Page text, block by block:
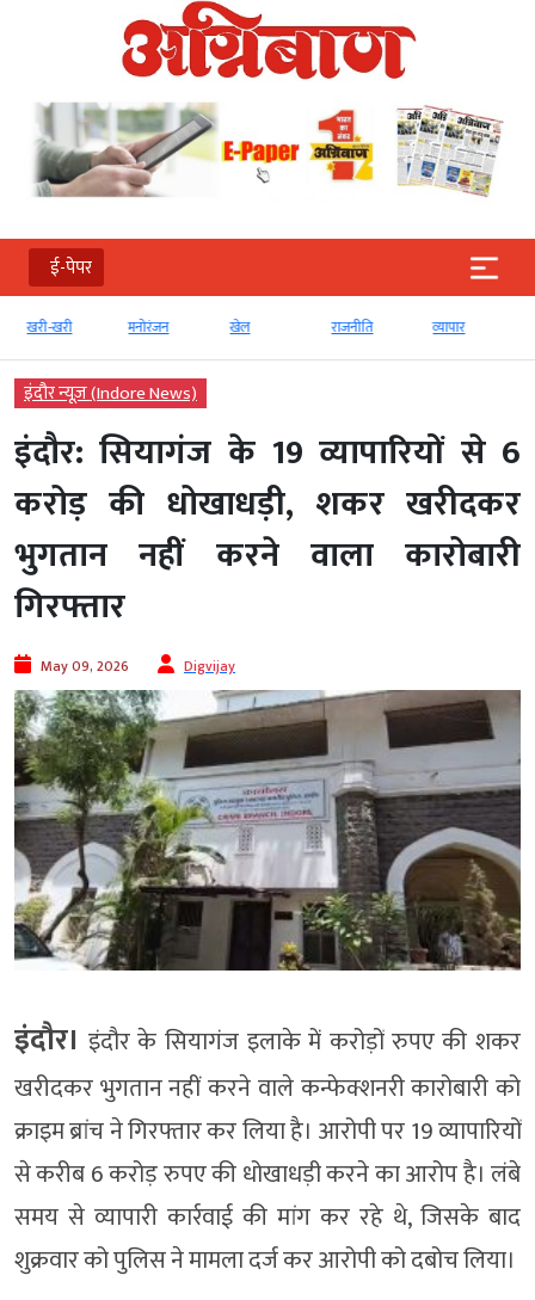
ई-पेपर
खरी-खरी मनोरंजन खेल राजनीति व्‍यापार
इंदौर न्यूज़ (Indore News)
इंदौर: सियागंज के 19 व्यापारियों से 6
करोड़ की धोखाधड़ी, शकर खरीदकर
भुगतान नहीं करने वाला कारोबारी
गिरफ्तार
May 09, 2026 Digvijay
इंदौर। इंदौर के सियागंज इलाके में करोड़ों रुपए की शकर
खरीदकर भुगतान नहीं करने वाले कन्फेक्शनरी कारोबारी को
क्राइम ब्रांच ने गिरफ्तार कर लिया है। आरोपी पर 19 व्यापारियों
से करीब 6 करोड़ रुपए की धोखाधड़ी करने का आरोप है। लंबे
समय से व्यापारी कार्रवाई की मांग कर रहे थे, जिसके बाद
शुक्रवार को पुलिस ने मामला दर्ज कर आरोपी को दबोच लिया।